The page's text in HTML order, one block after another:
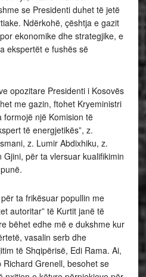
se Presidenti duhet të jetë
Ndërkohë, çështja e gazit
ekonomike dhe strategjike, e
ekspertët e fushës së
opozitare Presidenti i Kosovës
me gazin, ftohet Kryeministri
formojë një Komision të
të energjetikës”, z.
z. Lumir Abdixhiku, z.
për ta vlersuar kualifikimin
ta frikësuar popullin me
autoritar” të Kurtit janë të
bëhet edhe më e dukshme kur
vasalin serb dhe
të Shqipërisë, Edi Rama. Ai,
Grenell, besohet se